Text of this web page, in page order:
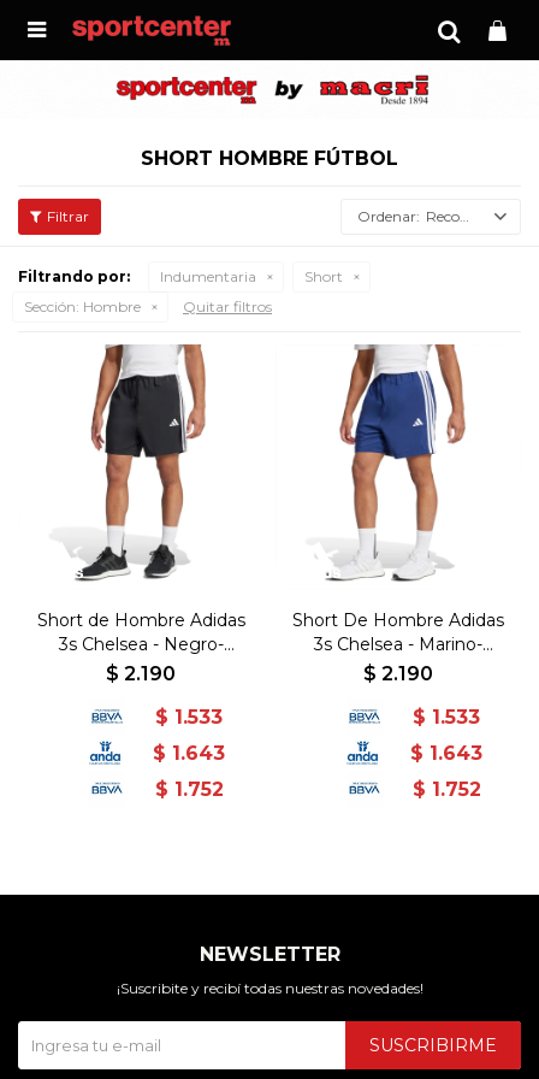

SHORT HOMBRE FÚTBOL
Recomendados
Filtrando por: Indumentaria
Short
Sección: Hombre Quitar filtros
Short de Hombre Adidas
3s Chelsea - Negro-
Blanco
$ 2.190
$ 1.533
$ 1.643
$ 1.752
Short De Hombre Adidas
3s Chelsea - Marino-
Blanco
$ 2.190
$ 1.533
$ 1.643
$ 1.752
NEWSLETTER
¡Suscribite y recibí todas nuestras novedades!
SUSCRIBIRME